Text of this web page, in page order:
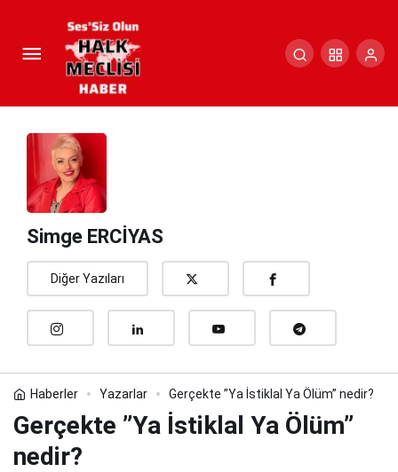
Simge ERCİYAS
Diğer Yazıları
Haberler Yazarlar Gerçekte ”Ya İstiklal Ya Ölüm” nedir?
Gerçekte ”Ya İstiklal Ya Ölüm”
nedir?
Gerçekte ”Ya İstiklal Ya Ölüm”
nedir?Yorum Yap